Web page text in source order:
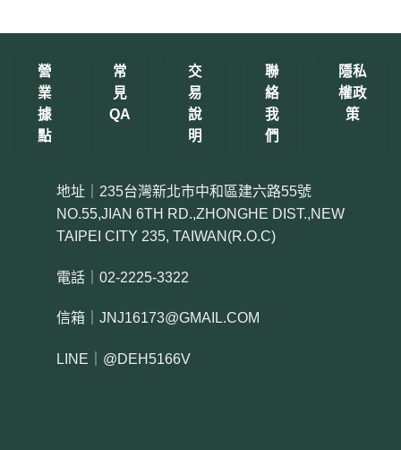
營
業
據
點
常
見
QA
交
易
說
明
聯
絡
我
們
隱私
權政
策
地址｜235台灣新北市中和區建六路55號
NO.55,JIAN 6TH RD.,ZHONGHE DIST.,NEW
TAIPEI CITY 235, TAIWAN(R.O.C)
電話｜02-2225-3322
信箱｜JNJ16173@GMAIL.COM
LINE｜@DEH5166V